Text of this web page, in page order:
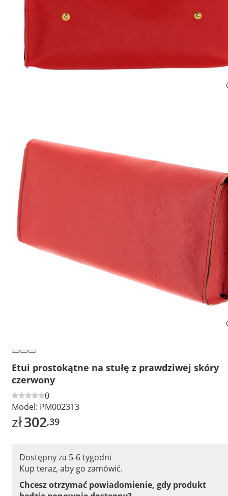
Etui prostokątne na stułę z prawdziwej skóry
czerwony
0
Model: PM002313
zł302,39
Dostępny za 5-6 tygodni
Kup teraz, aby go zamówić.
Chcesz otrzymać powiadomienie, gdy produkt